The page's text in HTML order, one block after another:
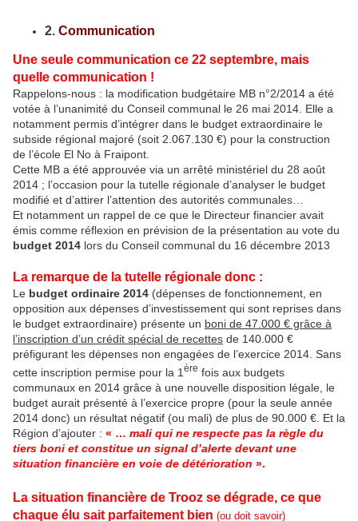
2. Communication
Une seule communication ce 22 septembre, mais
quelle communication !
Rappelons-nous : la modification budgétaire MB n°2/2014 a été
votée à l’unanimité du Conseil communal le 26 mai 2014. Elle a
notamment permis d’intégrer dans le budget extraordinaire le
subside régional majoré (soit 2.067.130 €) pour la construction
de l’école El No à Fraipont.
Cette MB a été approuvée via un arrêté ministériel du 28 août
2014 ; l’occasion pour la tutelle régionale d’analyser le budget
modifié et d’attirer l’attention des autorités communales…
Et notamment un rappel de ce que le Directeur financier avait
émis comme réflexion en prévision de la présentation au vote du
budget 2014 lors du Conseil communal du 16 décembre 2013
La remarque de la tutelle régionale donc :
Le budget ordinaire 2014 (dépenses de fonctionnement, en
opposition aux dépenses d’investissement qui sont reprises dans
le budget extraordinaire) présente un boni de 47.000 € grâce à
l’inscription d’un crédit spécial de recettes de 140.000 €
préfigurant les dépenses non engagées de l’exercice 2014. Sans
cette inscription permise pour la 1 ère fois aux budgets
communaux en 2014 grâce à une nouvelle disposition légale, le
budget aurait présenté à l’exercice propre (pour la seule année
2014 donc) un résultat négatif (ou mali) de plus de 90.000 €. Et la
Région d’ajouter : « … mali qui ne respecte pas la règle du
tiers boni et constitue un signal d’alerte devant une
situation financière en voie de détérioration ».
La situation financière de Trooz se dégrade, ce que
chaque élu sait parfaitement bien (ou doit savoir)